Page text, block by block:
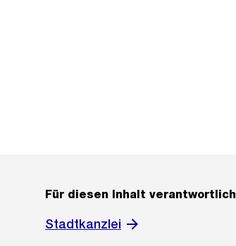
Für diesen Inhalt verantwortlich
Stadtkanzlei